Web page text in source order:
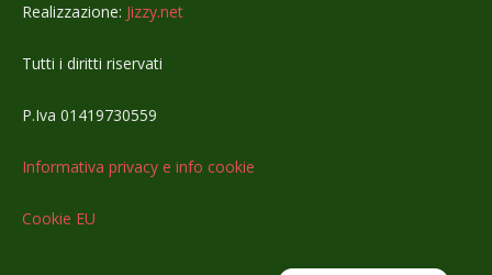
Realizzazione: Jizzy.net
Tutti i diritti riservati
P.Iva 01419730559
Informativa privacy e info cookie
Cookie EU